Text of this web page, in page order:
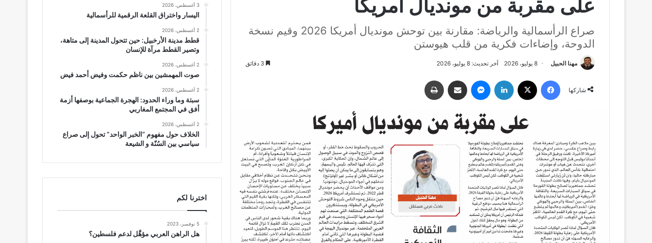
على مقربة من مونديال أمريكا
صراع الرأسمالية والرياضة: مقارنة بين توحش مونديال أمريكا 2026 وقيم نسخة
الدوحة، وإضاءات فكرية من قلب هيوستن
مهنا الحبيل 8 يوليو، 2026 آخر تحديث: 8 يوليو، 2026
شاركها
فيسبوك لينكدإن ماسنجر مشاركة عبر البريد
3 أغسطس، 2026
اليسار واختراق القلعة الرقمية للرأسمالية
2 أغسطس، 2026
قطط مدينة الأرخبيل: حين تتحول المدينة إلى متاهة،
وتصير القطط مرآة للإنسان
2 أغسطس، 2026
صوت المهمشين بين ناظم حكمت وفيض أحمد فيض
2 أغسطس، 2026
سبتة وما وراء الحدود: الهجرة الجماعية بوصفها أزمة
أفق في المجتمع المغاربي
2 أغسطس، 2026
الخلاف حول مفهوم “الخبر الواحد” تحول إلى صراع
سياسي بين السُنّة و الشيعة
اخترنا لكم
5 نوفمبر، 2023
هل الراهن العربي مؤهَّل لدعم فلسطين؟